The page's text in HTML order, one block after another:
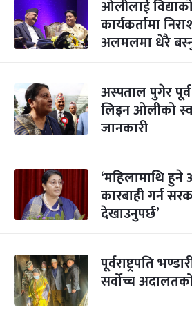
ओलीलाई
कार्यकर्तामा
अलमलमा धेरै
अस्पताल पुगेर पूर्व
लिइन ओलीको
जानकारी
‘महिलामाथि
कारबाही गर्न
देखाउनुपर्छ’
पूर्वराष्ट्रपति
सर्वोच्च